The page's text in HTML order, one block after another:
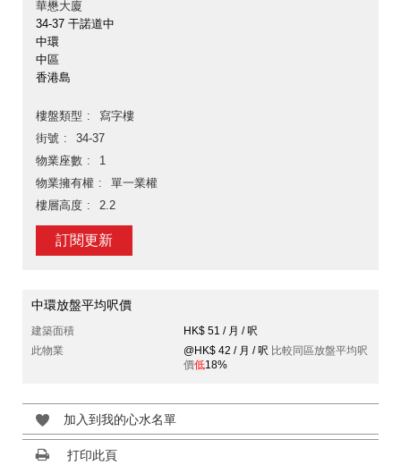
華懋大廈
34-37 干諾道中
中環
中區
香港島
樓盤類型
寫字樓
街號
34-37
物業座數
1
物業擁有權
單一業權
樓層高度
2.2
訂閱更新
中環放盤平均呎價
建築面積
HK$ 51 / 月 / 呎
此物業
@HK$ 42 / 月 / 呎 比較同區放盤平均呎
價低18%
加入到我的心水名單
打印此頁